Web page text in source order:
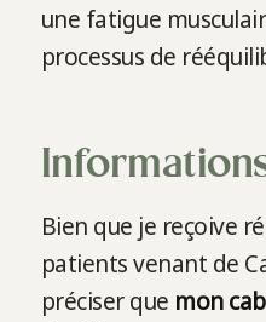
une fatigue
processus de
Bien que je reçoive
patients venant de
préciser que mon